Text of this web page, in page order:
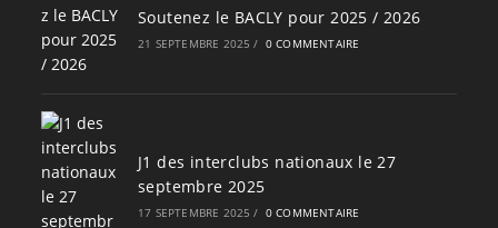
Soutenez le BACLY pour 2025 / 2026
21 SEPTEMBRE 2025 / 0 COMMENTAIRE
J1 des interclubs nationaux le 27
septembre 2025
17 SEPTEMBRE 2025 / 0 COMMENTAIRE